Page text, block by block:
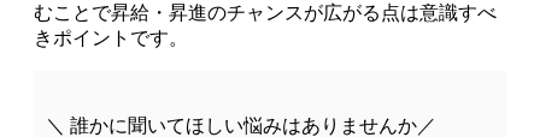
むことで昇給・昇進のチャンスが広がる点は意識すべ
きポイントです。
＼ 誰かに聞いてほしい悩みはありませんか／